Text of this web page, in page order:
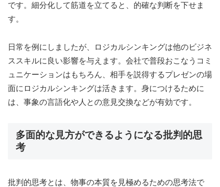
です。細分化して筋道を立てると、的確な判断を下せま
す。
日常を例にしましたが、ロジカルシンキングは他のビジネ
ススキルに良い影響を与えます。会社で普段おこなうコミ
ュニケーションはもちろん、相手を説得するプレゼンの場
面にロジカルシンキングは活きます。身につけるために
は、事象の言語化や人との意見交換などが有効です。
多面的な見方ができるようになる批判的思
考
批判的思考とは、物事の本質を見極めるための思考法で